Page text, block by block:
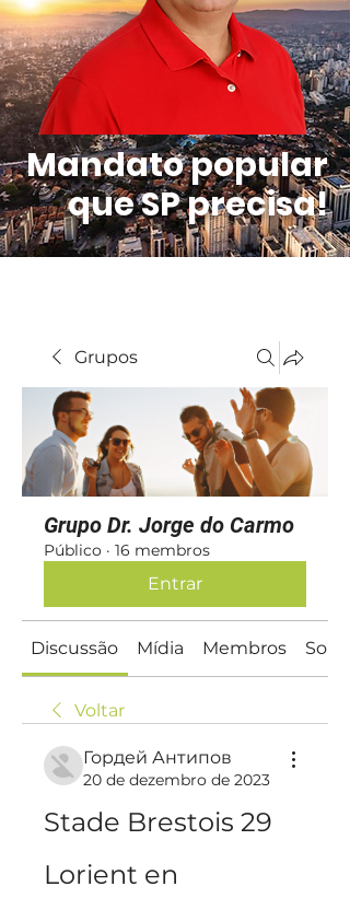
Mandato popular
que SP precisa!
Grupos
Grupo Dr. Jorge do Carmo
Público · 16 membros
Entrar
Discussão Mídia Membros Sobre
Voltar
Гордей Антипов
20 de dezembro de 2023
Stade Brestois 29
Lorient en